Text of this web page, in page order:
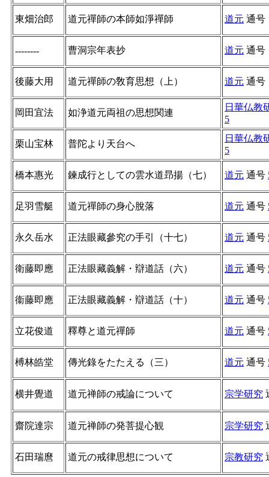
東畑治郎 道元禪師の本師如淨禪師 道元 通号
-------- 曹洞宗年表抄 道元 通号
後藤大用 道元禪師の敎育思想（上） 道元 通号
岡田宜法 如浄道元両祖の思想関連
日華仏教
5
栗山宝林 普陀より天台へ
日華仏教
5
橋本惠光 鍊成行としての雲水道昻揚（七） 道元 通号
足羽雪艇 道元禪師の身心脫落 道元 通号
永久岳水 正法眼藏參究の手引（十七） 道元 通号
衛藤即應 正法眼藏義解・辯道話（六） 道元 通号
衞藤即應 正法眼藏義解・辯道話（十） 道元 通号
立花俊道 釋尊と道元禪師 道元 通号
榑林皓堂 傳光錄をたたえる（三） 道元 通号
横井覺道 道元禅師の戒論について 宗学研究
齋院達宗 道元禅師の発菩提心観 宗学研究
石田瑞麿 道元の戒律思想について 宗教研究